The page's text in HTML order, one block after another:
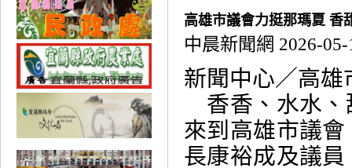
高雄市議會力挺那瑪夏 香
中晨新聞網 2026-05-
新聞中心／高雄
香香、水水、
來到高雄市議
長康裕成及議